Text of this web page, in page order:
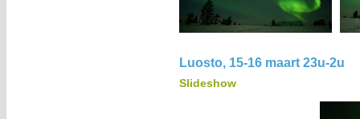
Luosto, 15-16 maart 23u-2u
Slideshow